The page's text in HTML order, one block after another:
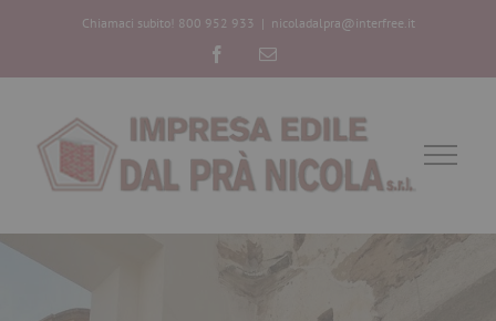
Chiamaci subito! 800 952 933 | nicoladalpra@interfree.it
FacebookEmail